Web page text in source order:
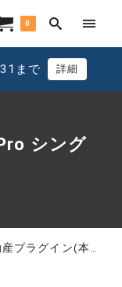
0
まで 詳細
シング
イン(本体) Pro シングルユーザータイプ